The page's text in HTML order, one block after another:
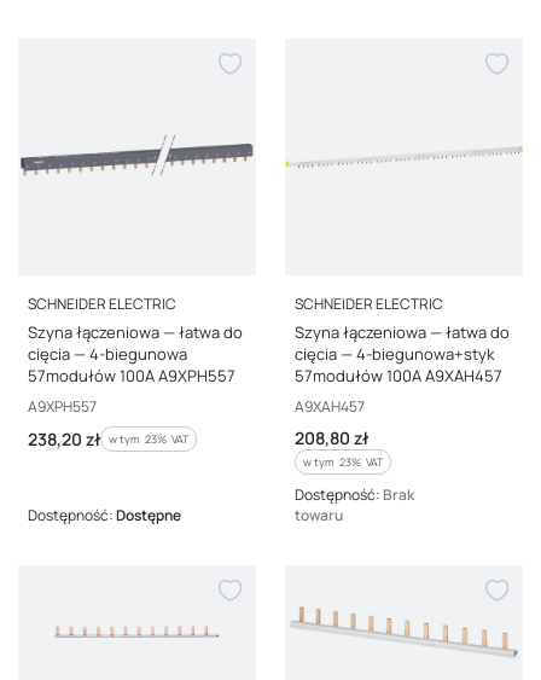
PRODUCENT
SCHNEIDER ELECTRIC
Szyna łączeniowa — łatwa do
cięcia — 4-biegunowa
57modułów 100A A9XPH557
Kod producenta
A9XPH557
Cena brutto
238,20 zł w tym %s VAT
w tym 23% VAT
Dostępność:Dostępne
PRODUCENT
SCHNEIDER ELECTRIC
Szyna łączeniowa — łatwa do
cięcia — 4-biegunowa+styk
57modułów 100A A9XAH457
Kod producenta
A9XAH457
Cena brutto
208,80 zł
w tym %s VAT
w tym 23% VAT
Dostępność: Brak
towaru